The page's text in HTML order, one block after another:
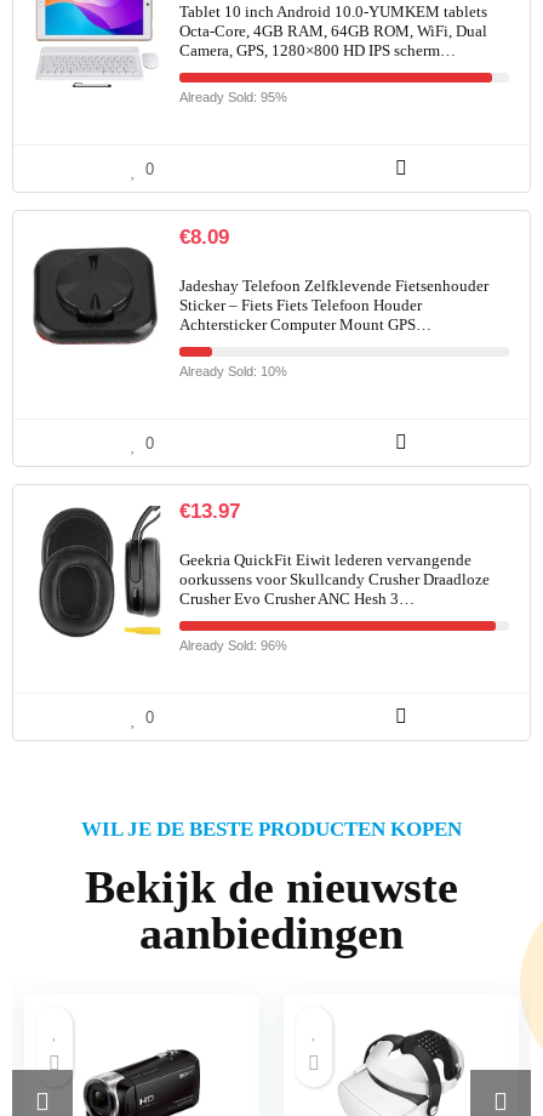
Tablet 10 inch Android 10.0-YUMKEM tablets
Octa-Core, 4GB RAM, 64GB ROM, WiFi, Dual
Camera, GPS, 1280×800 HD IPS scherm…
Already Sold: 95%
0
€8.09
Jadeshay Telefoon Zelfklevende Fietsenhouder
Sticker – Fiets Fiets Telefoon Houder
Achtersticker Computer Mount GPS…
Already Sold: 10%
0
€13.97
Geekria QuickFit Eiwit lederen vervangende
oorkussens voor Skullcandy Crusher Draadloze
Crusher Evo Crusher ANC Hesh 3…
Already Sold: 96%
0
WIL JE DE BESTE PRODUCTEN KOPEN
Bekijk de nieuwste
aanbiedingen